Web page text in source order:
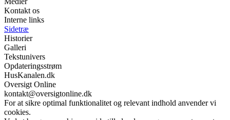
Kontakt os
Interne links
Sidetræ
Historier
Galleri
Tekstunivers
Opdateringsstrøm
HusKanalen.dk
Oversigt Online
kontakt@oversigtonline.dk
For at sikre optimal funktionalitet og relevant indhold anvender vi
cookies.